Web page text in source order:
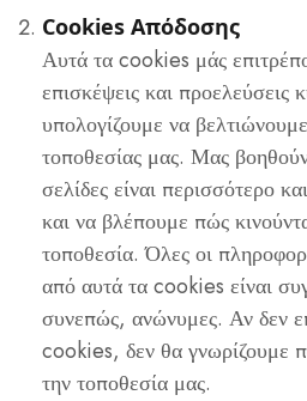
Cookies Απόδοσης
Αυτά τα cookies μάς
επισκέψεις και
υπολογίζουμε να
τοποθεσίας μας. Μας
σελίδες είναι περισσότερο
και να βλέπουμε πώς
τοποθεσία. Όλες οι
από αυτά τα cookies είναι
συνεπώς, ανώνυμες. Αν δεν
cookies, δεν θα γνωρίζουμε
την τοποθεσία μας.